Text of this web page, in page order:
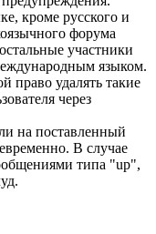
кроме русского и
форума
участники
языком.
право удалять такие
через
на поставленный
В случае
типа "up",